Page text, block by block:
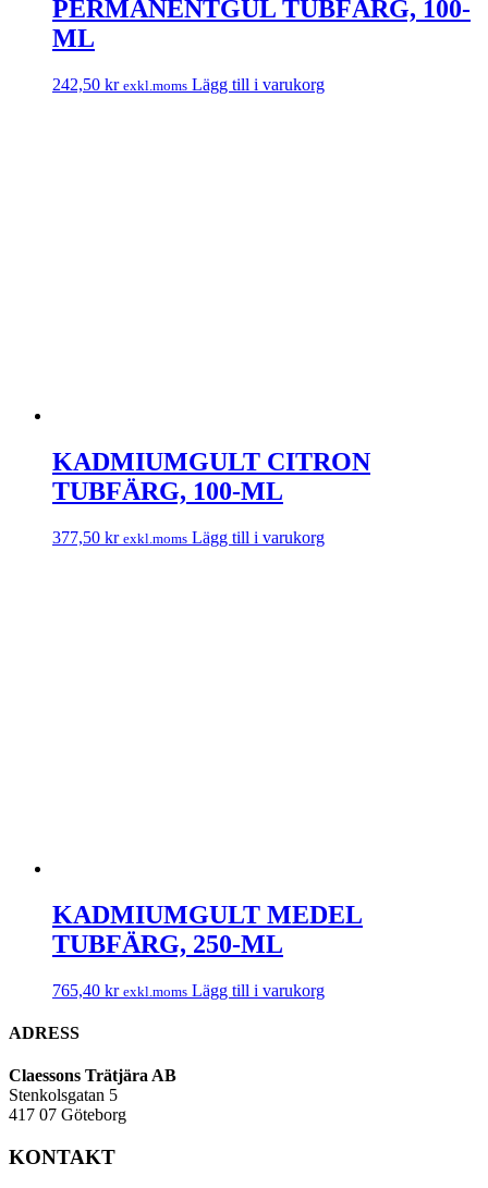
PERMANENTGUL TUBFÄRG, 100-
ML
242,50 kr exkl.moms Lägg till i varukorg
KADMIUMGULT CITRON
TUBFÄRG, 100-ML
377,50 kr exkl.moms Lägg till i varukorg
KADMIUMGULT MEDEL
TUBFÄRG, 250-ML
765,40 kr exkl.moms Lägg till i varukorg
ADRESS
Claessons Trätjära AB
Stenkolsgatan 5
417 07 Göteborg
KONTAKT